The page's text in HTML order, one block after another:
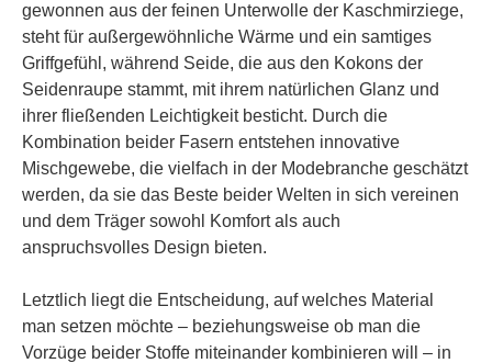
gewonnen aus der feinen Unterwolle der Kaschmirziege,
steht für außergewöhnliche Wärme und ein samtiges
Griffgefühl, während Seide, die aus den Kokons der
Seidenraupe stammt, mit ihrem natürlichen Glanz und
ihrer fließenden Leichtigkeit besticht. Durch die
Kombination beider Fasern entstehen innovative
Mischgewebe, die vielfach in der Modebranche geschätzt
werden, da sie das Beste beider Welten in sich vereinen
und dem Träger sowohl Komfort als auch
anspruchsvolles Design bieten.
Letztlich liegt die Entscheidung, auf welches Material
man setzen möchte – beziehungsweise ob man die
Vorzüge beider Stoffe miteinander kombinieren will – in